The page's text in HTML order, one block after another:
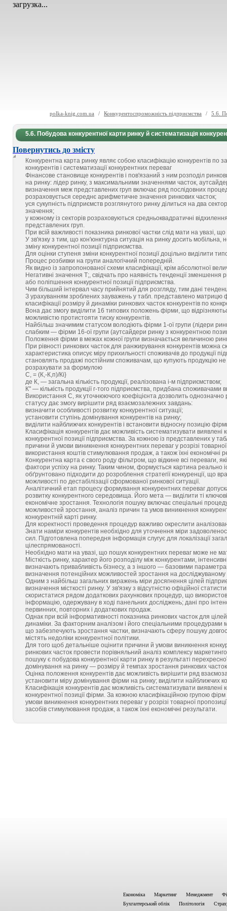
загрузка...
polka-knig.com.ua / Конкурентоспроможність підприємства / 5.6.
5.6. Побудова конкурентної карти ринку й систематизація
Повернутись до змісту
Конкурентна карта ринку являє собою класифікацію конкурентів по
конкурентів і систематизації конкурентних переваг
Фінансове становище конкурентів і пов'язаний з ним розподіл
на ринку: лідер ринку, з максимальними значеннями часток,
визначення меж представлених груп включає ряд послідовних
розраховується середнє арифметичне значення ринкових часток;
уся сукупність підприємств розглянутого ринку ділиться на два
значення;
у кожному із секторів розраховуються средньоквадратичні
представлених груп.
При всій важливості показника ринкової частки слід мати на увазі,
У зв'язку з тим, що кон'юнктурна ситуація на ринку досить
зміну конкурентної позиції підприємства.
Для оцінки ступеня зміни конкурентної позиції доцільно виділити
Процес розбивки на групи аналогічний попередній.
Як видно із запропонованої схеми класифікації, крім абсолютної
Негативні значення Т;, свідчать про наявність тенденції
або поліпшення конкурентної позиції підприємства.
Чим більший інтервал часу прийнятий для розгляду, тим дані
З урахуванням зроблених зауважень у табл. представлено матрицю
класифікації розміру й динаміки ринкових часток конкурентів по
Вона дає змогу виділити 16 типових положень фірми, що
можливістю протистояти тиску конкурентів.
Найбільш значимим статусом володіють фірми 1-ої групи (лідери
слабким — фірми 16-ої групи (аутсайдери ринку з конкурентною
Положення фірми в межах кожної групи визначається величиною
При рівності ринкових часток для ранжирування конкурентів можна
характеристика описує міру прихильності споживачів до продукції
становлять продажі постійним споживачам, що купують продукцію
розрахувати за формулою
С, = (К,-К,п)/Кі}
де К, — загальна кількість продукції, реалізована і-м підприємством;
К" — кількість продукції г-того підприємства, придбана споживачами
Використання С, як уточнюючого коефіцієнта дозволить однозначно
статусу дає змогу вирішити ряд взаємозалежних завдань:
визначити особливості розвитку конкурентної ситуації;
установити ступінь домінування конкурентів на ринку;
виділити найближчих конкурентів і встановити відносну позицію
Класифікація конкурентів дає можливість систематизувати
конкурентної позиції підприємства. За кожною із представлених у
причини й умови виникнення конкурентних переваг у розрізі
використання коштів стимулювання продаж, а також їхні економічні
Конкурентна карта є свого роду фільтром, що відкине всі переваги,
фактори успіху на ринку. Таким чином, формується картина реально
обґрунтовано підходити до розроблення стратегії конкуренції, що
можливості по дестабілізації сформованої ринкової ситуації.
Аналітичний етап процесу формування конкурентних переваг
розвитку конкурентного середовища. Його мета — виділити ті
економічне зростання. Технологія пошуку включає спеціальні
можливостей зростання, аналіз причин та умов виникнення
конкурентній карті ринку.
Для коректності проведення процедур важливо окреслити
Знати наміри конкурентів необхідно для уточнення міри
сил. Підготовлена попередня інформація слугує для локалізації
цілеспрямованості.
Необхідно мати на увазі, що пошук конкурентних переваг може не
Місткість ринку, характер його розподілу між конкурентами,
визначають привабливість бізнесу, а з іншого — базовими
визначення потенційних можливостей зростання на досліджуваному
Одним з найбільш загальних виражень міри досягнення цілей
визначення місткості ринку. У зв'язку з відсутністю офіційної
скористатися рядом додаткових рахункових процедур, що
інформацію, одержувану в ході панельних досліджень; дані про
первинних, повторних і додаткових продаж.
Однак при всій інформативності показника ринкових часток для
динаміки. За факторним аналізом і його спеціальними процедурами
що забезпечують зростання частки, визначають сферу пошуку
містять недоліки конкурентної політики.
Для того щоб детальніше оцінити причини й умови виникнення
ринкових часток провести порівняльний аналіз комплексу
пошуку є побудова конкурентної карти ринку в результаті
домінування на ринку — розміру й темпах зростання ринкових часток
Оцінка положення конкурентів дає можливість вирішити ряд
установити міру домінування фірми на ринку; виділити найближчих
Класифікація конкурентів дає можливість систематизувати
конкурентної позиції фірми. За кожною класифікаційною групою
умови виникнення конкурентних переваг у розрізі товарної
засобів стимулювання продаж, а також їхні економічні результати.
Економіка Маркетинг Менеджмент
Бухгалтерський облік
Політологія